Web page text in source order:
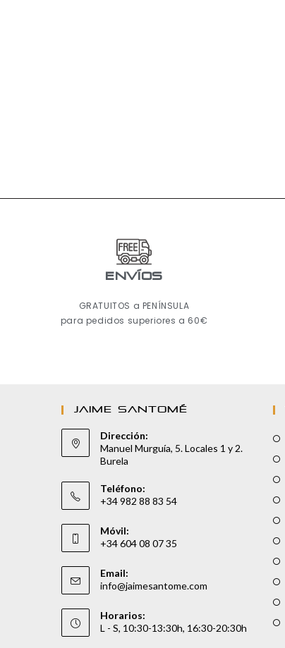
ENVÍOS
GRATUITOS a PENÍNSULA
para pedidos superiores a 60€
JAIME SANTOMÉ
Dirección:
Manuel Murguía, 5. Locales 1 y 2.
Burela
Teléfono:
+34 982 88 83 54
Móvil:
+34 604 08 07 35
Email:
info@jaimesantome.com
Horarios:
L - S, 10:30-13:30h, 16:30-20:30h